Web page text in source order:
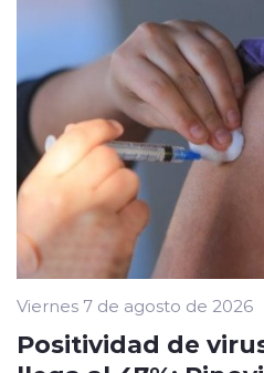
Viernes 7 de agosto de 2026
Positividad de